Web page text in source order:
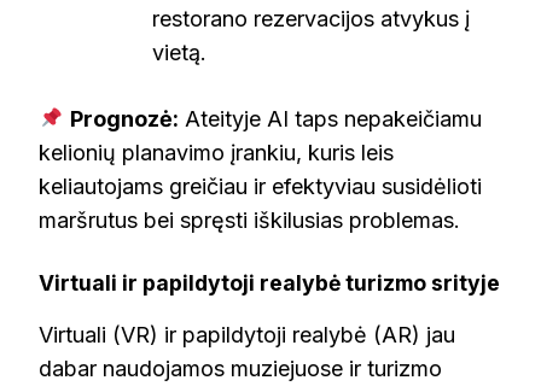
restorano rezervacijos atvykus į
vietą.
Prognozė: Ateityje AI taps nepakeičiamu
kelionių planavimo įrankiu, kuris leis
keliautojams greičiau ir efektyviau susidėlioti
maršrutus bei spręsti iškilusias problemas.
Virtuali ir papildytoji realybė turizmo srityje
Virtuali (VR) ir papildytoji realybė (AR) jau
dabar naudojamos muziejuose ir turizmo